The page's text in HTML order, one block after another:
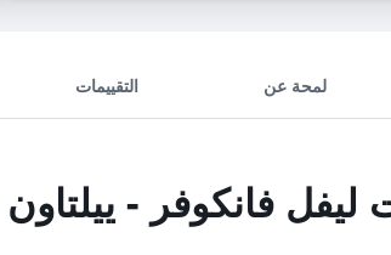
لمحة عن التقييمات
فانكوفر -